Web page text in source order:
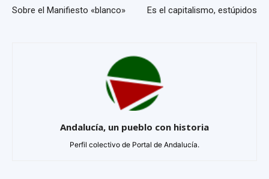
Sobre el Manifiesto «blanco» Es el capitalismo, estúpidos
Andalucía, un pueblo con historia
Perfil colectivo de Portal de Andalucía.